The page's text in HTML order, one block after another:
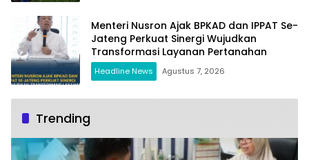
Menteri Nusron Ajak BPKAD dan IPPAT Se-
Jateng Perkuat Sinergi Wujudkan
Transformasi Layanan Pertanahan
Headline News Agustus 7, 2026
Trending